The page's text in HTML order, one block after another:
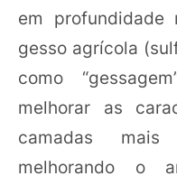
em
gesso agrícola
como
melhorar as
camadas
melhorando o